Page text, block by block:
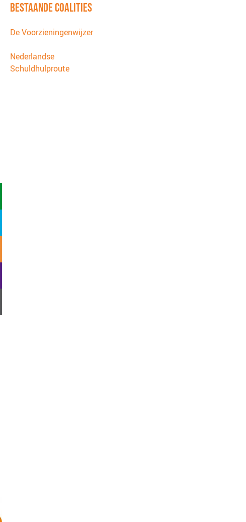
BESTAANDE COALITIES
De Voorzieningenwijzer
Nederlandse
Schuldhulproute